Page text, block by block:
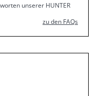
unserer HUNTER
zu den FAQs